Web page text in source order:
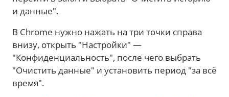
и данные".
В Chrome нужно нажать на три точки справа
внизу, открыть "Настройки" —
"Конфиденциальность", после чего выбрать
"Очистить данные" и установить период "за всё
время".